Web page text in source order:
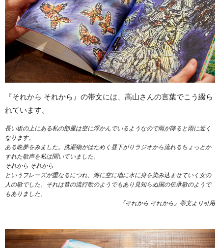
『それから それから』の帯文には、高山さんの言葉でこう綴ら
れています。
長い坂の上にある私の部屋は空に浮かんでいるようなので雨が降ると雨に近く
なります。
ある晩夢をみました。洗濯物がはためく昼下がりラジオから流れるちょっとか
すれた歌声を私は聞いていました。
それから それから
というフレーズが重なるにつれ、海に空に地に水に身を染み込ませていく女の
人の歌でした。それは昔の流行歌のようでもあり見知らぬ国の伝承歌のようで
もありました。
『それから それから』帯文より引用